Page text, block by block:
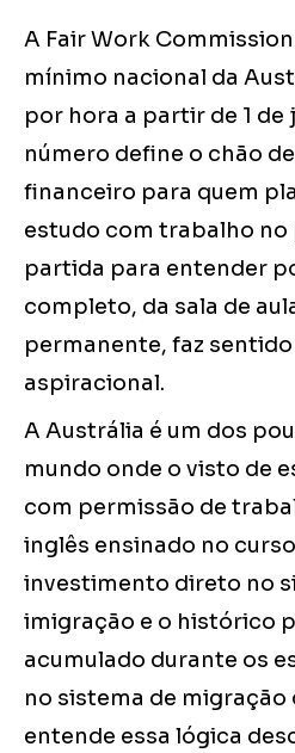
A Fair Work
mínimo nacional da
por hora a partir de 1 de
número define o chão
financeiro para quem
estudo com trabalho no
partida para entender
completo, da sala de
permanente, faz
aspiracional.
A Austrália é um dos
mundo onde o visto de
com permissão de
inglês ensinado no
investimento direto no
imigração e o histórico
acumulado durante os
no sistema de migração
entende essa lógica